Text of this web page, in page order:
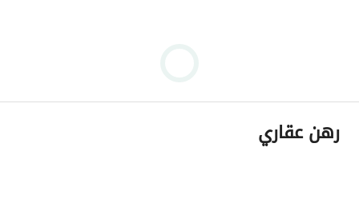
رهن عقاري